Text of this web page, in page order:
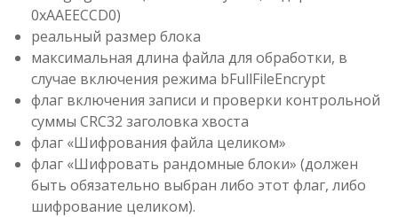
0xAAEECCD0)
реальный размер блока
максимальная длина файла для обработки, в
случае включения режима bFullFileEncrypt
флаг включения записи и проверки контрольной
суммы CRC32 заголовка хвоста
флаг «Шифрования файла целиком»
флаг «Шифровать рандомные блоки» (должен
быть обязательно выбран либо этот флаг, либо
шифрование целиком).